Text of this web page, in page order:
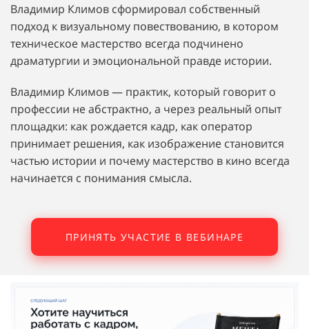
Владимир Климов сформировал собственный
подход к визуальному повествованию, в котором
техническое мастерство всегда подчинено
драматургии и эмоциональной правде истории.
Владимир Климов — практик, который говорит о
профессии не абстрактно, а через реальный опыт
площадки: как рождается кадр, как оператор
принимает решения, как изображение становится
частью истории и почему мастерство в кино всегда
начинается с понимания смысла.
ПРИНЯТЬ УЧАСТИЕ В ВЕБИНАРЕ